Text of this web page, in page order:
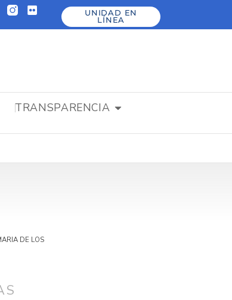
UNIDAD EN
LÍNEA
TRANSPARENCIA
búsqueda
DE LOS